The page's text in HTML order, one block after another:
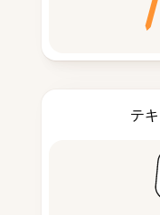
テ